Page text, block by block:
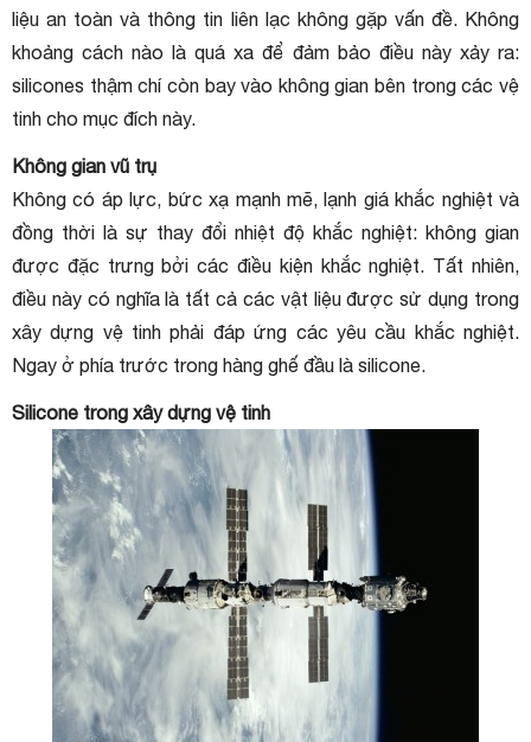
liệu an toàn và thông tin liên lạc không gặp vấn đề. Không
khoảng cách nào là quá xa để đảm bảo điều này xảy ra:
silicones thậm chí còn bay vào không gian bên trong các vệ
tinh cho mục đích này.
Không gian vũ trụ
Không có áp lực, bức xạ mạnh mẽ, lạnh giá khắc nghiệt và
đồng thời là sự thay đổi nhiệt độ khắc nghiệt: không gian
được đặc trưng bởi các điều kiện khắc nghiệt. Tất nhiên,
điều này có nghĩa là tất cả các vật liệu được sử dụng trong
xây dựng vệ tinh phải đáp ứng các yêu cầu khắc nghiệt.
Ngay ở phía trước trong hàng ghế đầu là silicone.
Silicone trong xây dựng vệ tinh